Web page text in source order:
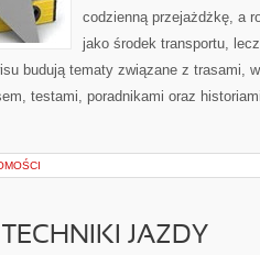
codzienną przejażdżkę, a
jako środek transportu,
budują tematy związane z trasami,
testami, poradnikami oraz
JAZDY